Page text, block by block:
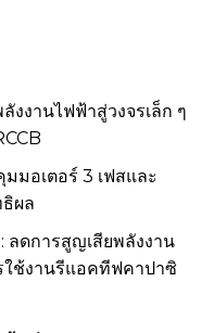
งงานไฟฟ้าสู่วงจรเล็ก ๆ
มมอเตอร์ 3 เฟสและ
ผล
: ลดการสูญเสียพลังงาน
ใช้งานรีแอคทีฟคาปาซิ